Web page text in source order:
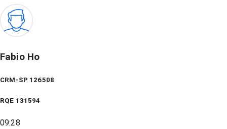
Fabio Ho
CRM-SP 126508
RQE 131594
09:28